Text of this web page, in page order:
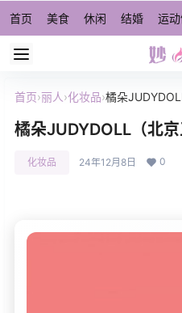
首页 美食 休闲 结婚 运
首页›丽人›化妆品›橘朵
橘朵JUDYDOLL（北京
化妆品 24年12月8日 0